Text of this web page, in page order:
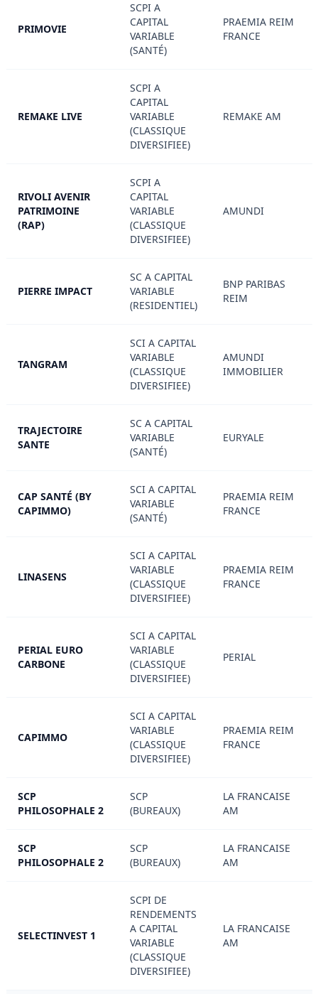
PRIMOVIE
SCPI A
CAPITAL
VARIABLE
(SANTÉ)
PRAEMIA REIM
FRANCE
REMAKE LIVE
SCPI A
CAPITAL
VARIABLE
(CLASSIQUE
DIVERSIFIEE)
REMAKE AM
RIVOLI AVENIR
PATRIMOINE
(RAP)
SCPI A
CAPITAL
VARIABLE
(CLASSIQUE
DIVERSIFIEE)
AMUNDI
PIERRE IMPACT
SC A CAPITAL
VARIABLE
(RESIDENTIEL)
BNP PARIBAS
REIM
TANGRAM
SCI A CAPITAL
VARIABLE
(CLASSIQUE
DIVERSIFIEE)
AMUNDI
IMMOBILIER
TRAJECTOIRE
SANTE
SC A CAPITAL
VARIABLE
(SANTÉ)
EURYALE
CAP SANTÉ (BY
CAPIMMO)
SCI A CAPITAL
VARIABLE
(SANTÉ)
PRAEMIA REIM
FRANCE
LINASENS
SCI A CAPITAL
VARIABLE
(CLASSIQUE
DIVERSIFIEE)
PRAEMIA REIM
FRANCE
PERIAL EURO
CARBONE
SCI A CAPITAL
VARIABLE
(CLASSIQUE
DIVERSIFIEE)
PERIAL
CAPIMMO
SCI A CAPITAL
VARIABLE
(CLASSIQUE
DIVERSIFIEE)
PRAEMIA REIM
FRANCE
SCP
PHILOSOPHALE 2
SCP
(BUREAUX)
LA FRANCAISE
AM
SCP
PHILOSOPHALE 2
SCP
(BUREAUX)
LA FRANCAISE
AM
SELECTINVEST 1
SCPI DE
RENDEMENTS
A CAPITAL
VARIABLE
(CLASSIQUE
DIVERSIFIEE)
LA FRANCAISE
AM